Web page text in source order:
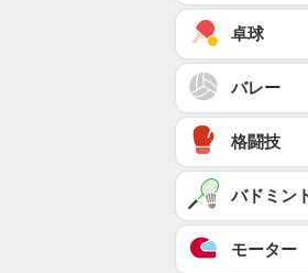
卓球
バレー
格闘技
バドミン
モーター